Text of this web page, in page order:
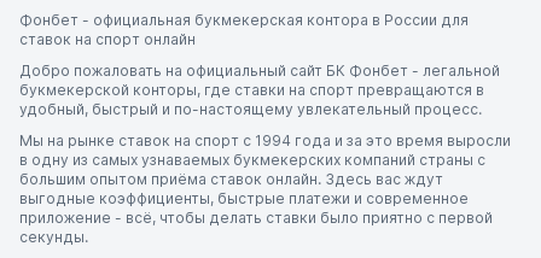
Фонбет - официальная букмекерская контора в России для
ставок на спорт онлайн
Добро пожаловать на официальный сайт БК Фонбет - легальной
букмекерской конторы, где ставки на спорт превращаются в
удобный, быстрый и по-настоящему увлекательный процесс.
Мы на рынке ставок на спорт с 1994 года и за это время выросли
в одну из самых узнаваемых букмекерских компаний страны с
большим опытом приёма ставок онлайн. Здесь вас ждут
выгодные коэффициенты, быстрые платежи и современное
приложение - всё, чтобы делать ставки было приятно с первой
секунды.